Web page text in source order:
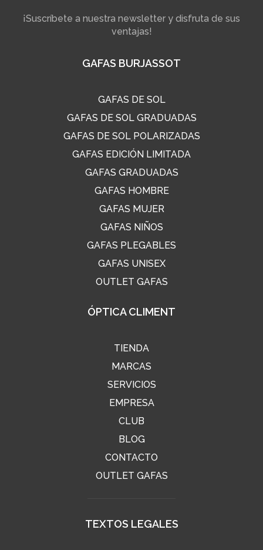
¡Suscríbete a nuestra newsletter y disfruta de sus
ventajas!
GAFAS BURJASSOT
GAFAS DE SOL
GAFAS DE SOL GRADUADAS
GAFAS DE SOL POLARIZADAS
GAFAS EDICIÓN LIMITADA
GAFAS GRADUADAS
GAFAS HOMBRE
GAFAS MUJER
GAFAS NIÑOS
GAFAS PLEGABLES
GAFAS UNISEX
OUTLET GAFAS
ÓPTICA CLIMENT
TIENDA
MARCAS
SERVICIOS
EMPRESA
CLUB
BLOG
CONTACTO
OUTLET GAFAS
TEXTOS LEGALES